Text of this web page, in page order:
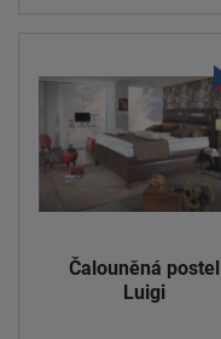
Čalouněná postel
Luigi